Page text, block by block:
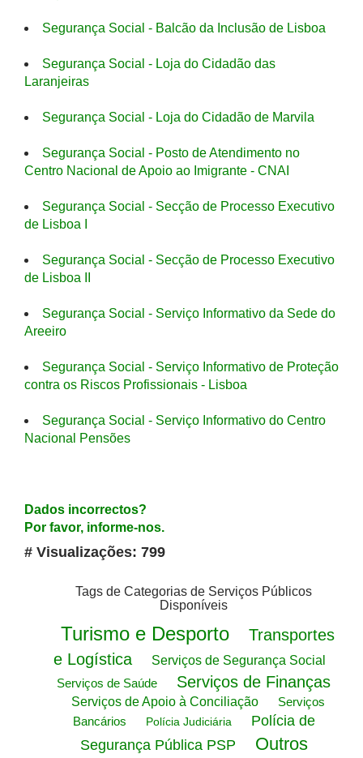
Segurança Social - Balcão da Inclusão de Lisboa
Segurança Social - Loja do Cidadão das
Laranjeiras
Segurança Social - Loja do Cidadão de Marvila
Segurança Social - Posto de Atendimento no
Centro Nacional de Apoio ao Imigrante - CNAI
Segurança Social - Secção de Processo Executivo
de Lisboa I
Segurança Social - Secção de Processo Executivo
de Lisboa II
Segurança Social - Serviço Informativo da Sede do
Areeiro
Segurança Social - Serviço Informativo de Proteção
contra os Riscos Profissionais - Lisboa
Segurança Social - Serviço Informativo do Centro
Nacional Pensões
Dados incorrectos?
Por favor, informe-nos.
# Visualizações: 799
Tags de Categorias de Serviços Públicos
Disponíveis
Turismo e Desporto
Transportes
e Logística
Serviços de Segurança Social
Serviços de Saúde
Serviços de Finanças
Serviços de Apoio à Conciliação
Serviços
Bancários
Polícia Judiciária
Polícia de
Segurança Pública PSP
Outros